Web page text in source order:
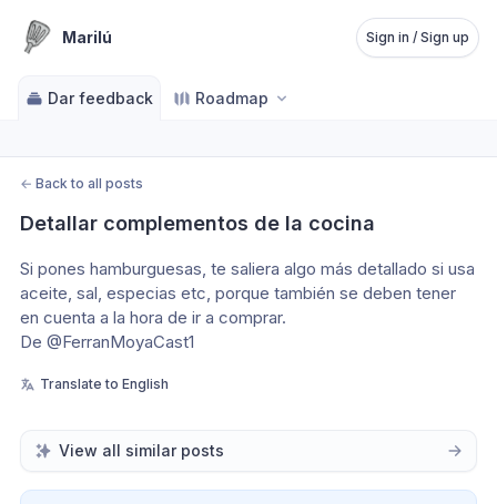
Marilú Sign in / Sign up
Dar feedback Roadmap
← Back to all posts
Detallar complementos de la cocina
Si pones hamburguesas, te saliera algo más detallado si usa
aceite, sal, especias etc, porque también se deben tener
en cuenta a la hora de ir a comprar.
De @FerranMoyaCast1
Translate to English
View all similar posts